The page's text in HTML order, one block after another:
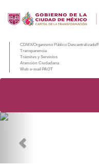
CDMX/Organismo Público Descentralizado/
Transparencia
Trámites y Servicios
Atención Ciudadana
Web e-mail PAOT